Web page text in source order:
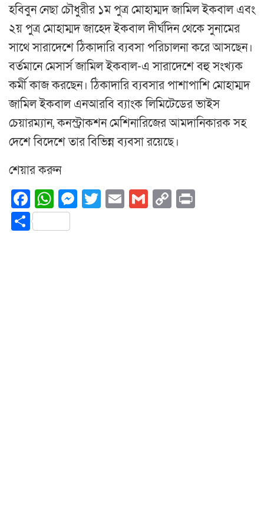
হবিবুন নেছা চৌধুরীর ১ম পুত্র মোহাম্মদ জামিল ইকবাল এবং
২য় পুত্র মোহাম্মদ জাহেদ ইকবাল দীর্ঘদিন থেকে সুনামের
সাথে সারাদেশে ঠিকাদারি ব্যবসা পরিচালনা করে আসছেন।
বর্তমানে মেসার্স জামিল ইকবাল-এ সারাদেশে বহু সংখ্যক
কর্মী কাজ করছেন। ঠিকাদারি ব্যবসার পাশাপাশি মোহাম্মদ
জামিল ইকবাল এনআরবি ব্যাংক লিমিটেডের ভাইস
চেয়ারম্যান, কনস্ট্রাকশন মেশিনারিজের আমদানিকারক সহ
দেশে বিদেশে তার বিভিন্ন ব্যবসা রয়েছে।
শেয়ার করুন
Facebook
WhatsApp
Messenger
Twitter
EmailGmail
Copy
Share